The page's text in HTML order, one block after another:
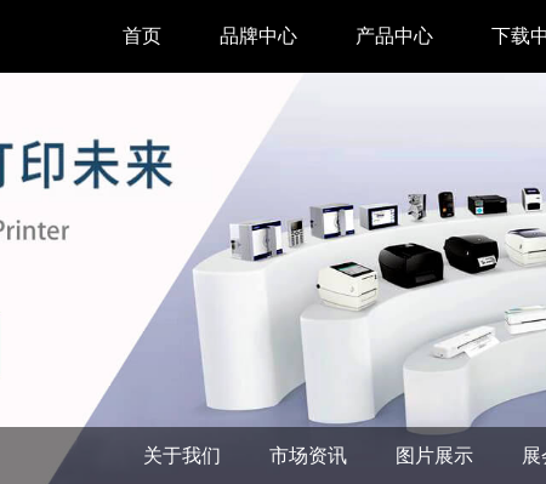
首页 品牌中心 产品中心 下载
汉印
工具
汉码
关于我们 市场资讯 图片展示 展